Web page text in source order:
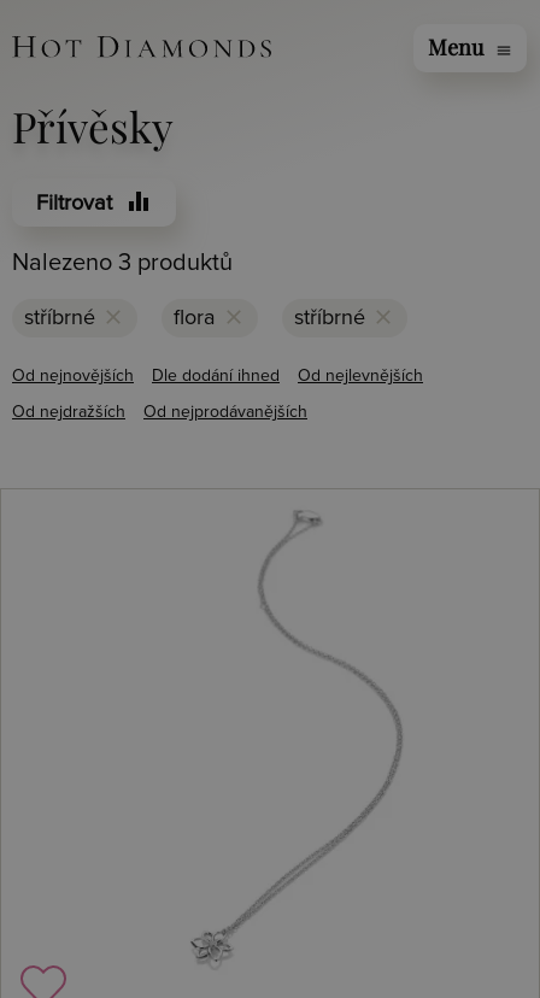
Menu menu
Přívěsky
Filtrovat equalizer
Nalezeno 3 produktů
stříbrné clear flora clear stříbrné clear
Od nejnovějších Dle dodání ihned Od nejlevnějších
Od nejdražších Od nejprodávanějších